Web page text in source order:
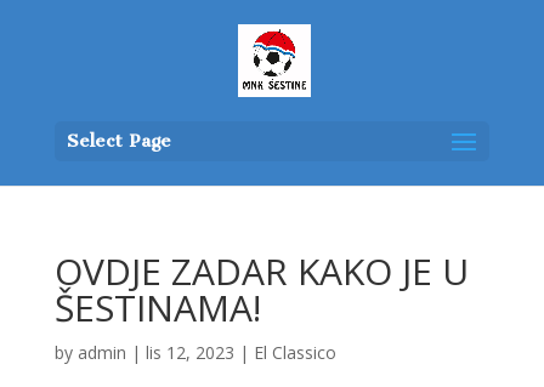
Select Page
OVDJE ZADAR KAKO JE U
ŠESTINAMA!
by admin | lis 12, 2023 | El Classico